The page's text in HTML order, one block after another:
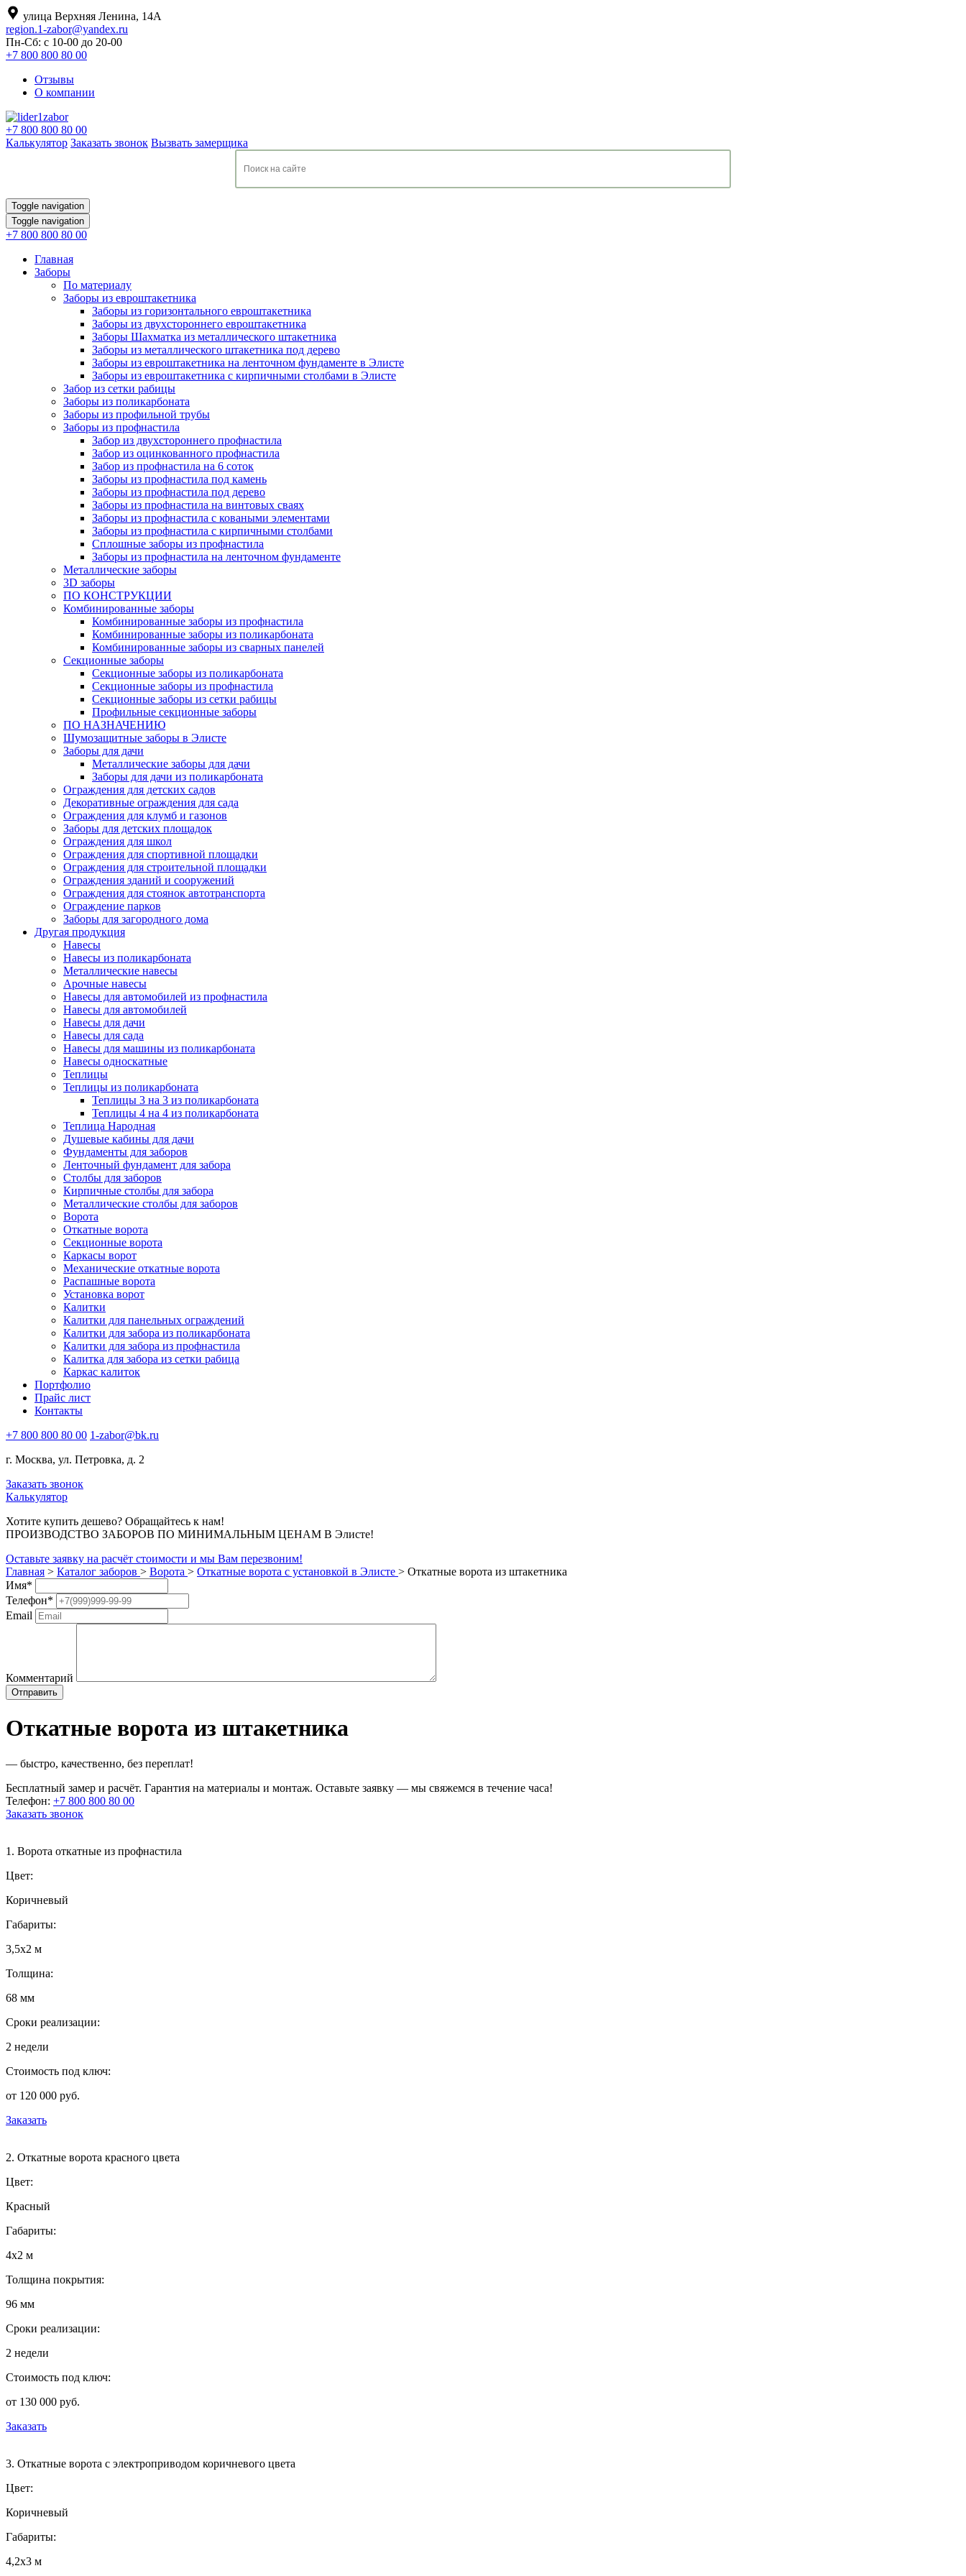
улица Верхняя Ленина, 14А
region.1-zabor@yandex.ru
Пн-Сб: с 10-00 до 20-00
+7 800 800 80 00
Отзывы
О компании
+7 800 800 80 00
Калькулятор Заказать звонок Вызвать замерщика
Toggle navigation
Toggle navigation
+7 800 800 80 00
Главная
Заборы
По материалу
Заборы из евроштакетника
Заборы из горизонтального евроштакетника
Заборы из двухстороннего евроштакетника
Заборы Шахматка из металлического штакетника
Заборы из металлического штакетника под дерево
Заборы из евроштакетника на ленточном фундаменте в Элисте
Заборы из евроштакетника с кирпичными столбами в Элисте
Забор из сетки рабицы
Заборы из поликарбоната
Заборы из профильной трубы
Заборы из профнастила
Забор из двухстороннего профнастила
Забор из оцинкованного профнастила
Забор из профнастила на 6 соток
Заборы из профнастила под камень
Заборы из профнастила под дерево
Заборы из профнастила на винтовых сваях
Заборы из профнастила с коваными элементами
Заборы из профнастила с кирпичными столбами
Сплошные заборы из профнастила
Заборы из профнастила на ленточном фундаменте
Металлические заборы
3D заборы
ПО КОНСТРУКЦИИ
Комбинированные заборы
Комбинированные заборы из профнастила
Комбинированные заборы из поликарбоната
Комбинированные заборы из сварных панелей
Секционные заборы
Секционные заборы из поликарбоната
Секционные заборы из профнастила
Секционные заборы из сетки рабицы
Профильные секционные заборы
ПО НАЗНАЧЕНИЮ
Шумозащитные заборы в Элисте
Заборы для дачи
Металлические заборы для дачи
Заборы для дачи из поликарбоната
Ограждения для детских садов
Декоративные ограждения для сада
Ограждения для клумб и газонов
Заборы для детских площадок
Ограждения для школ
Ограждения для спортивной площадки
Ограждения для строительной площадки
Ограждения зданий и сооружений
Ограждения для стоянок автотранспорта
Ограждение парков
Заборы для загородного дома
Другая продукция
Навесы
Навесы из поликарбоната
Металлические навесы
Арочные навесы
Навесы для автомобилей из профнастила
Навесы для автомобилей
Навесы для дачи
Навесы для сада
Навесы для машины из поликарбоната
Навесы односкатные
Теплицы
Теплицы из поликарбоната
Теплицы 3 на 3 из поликарбоната
Теплицы 4 на 4 из поликарбоната
Теплица Народная
Душевые кабины для дачи
Фундаменты для заборов
Ленточный фундамент для забора
Столбы для заборов
Кирпичные столбы для забора
Металлические столбы для заборов
Ворота
Откатные ворота
Секционные ворота
Каркасы ворот
Механические откатные ворота
Распашные ворота
Установка ворот
Калитки
Калитки для панельных ограждений
Калитки для забора из поликарбоната
Калитки для забора из профнастила
Калитка для забора из сетки рабица
Каркас калиток
Портфолио
Прайс лист
Контакты
+7 800 800 80 00 1-zabor@bk.ru
г. Москва, ул. Петровка, д. 2
Заказать звонок
Калькулятор
Хотите купить дешево? Обращайтесь к нам!
ПРОИЗВОДСТВО ЗАБОРОВ ПО МИНИМАЛЬНЫМ ЦЕНАМ В Элисте!
Оставьте заявку на расчёт стоимости и мы Вам перезвоним!
Главная > Каталог заборов > Ворота > Откатные ворота с установкой в Элисте > Откатные ворота из штакетника
Имя*
Телефон*
Email
Комментарий
Откатные ворота из штакетника
— быстро, качественно, без переплат!
Бесплатный замер и расчёт. Гарантия на материалы и монтаж. Оставьте заявку — мы свяжемся в течение часа!
Телефон: +7 800 800 80 00
Заказать звонок
1. Ворота откатные из профнастила
Цвет:
Коричневый
Габариты:
3,5х2 м
Толщина:
68 мм
Сроки реализации:
2 недели
Стоимость под ключ:
от 120 000 руб.
Заказать
2. Откатные ворота красного цвета
Цвет:
Красный
Габариты:
4х2 м
Толщина покрытия:
96 мм
Сроки реализации:
2 недели
Стоимость под ключ:
от 130 000 руб.
Заказать
3. Откатные ворота с электроприводом коричневого цвета
Цвет:
Коричневый
Габариты:
4,2х3 м